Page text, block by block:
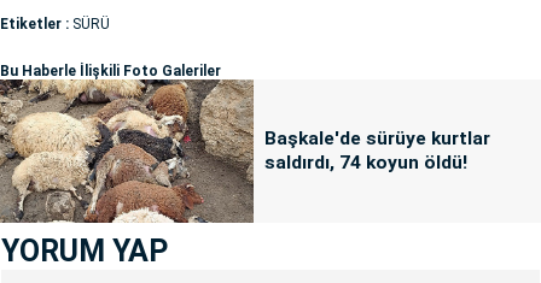
Etiketler : SÜRÜ
Bu Haberle İlişkili Foto Galeriler
Başkale'de sürüye kurtlar
saldırdı, 74 koyun öldü!
YORUM YAP